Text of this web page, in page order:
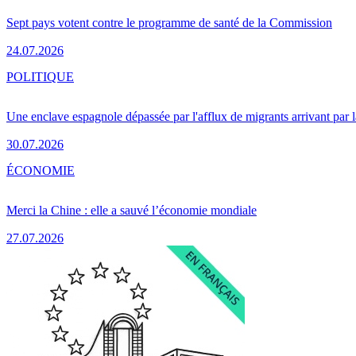
Sept pays votent contre le programme de santé de la Commission
24.07.2026
Une enclave espagnole dépassée par l'afflux de migrants arrivant par
30.07.2026
POLITIQUE
Merci la Chine : elle a sauvé l’économie mondiale
27.07.2026
ÉCONOMIE